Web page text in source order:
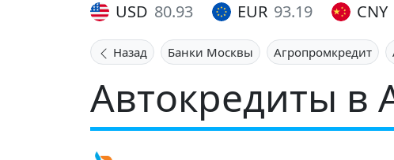
USD 80.93 EUR 93.19 CNY
Назад Банки Москвы Агропромкредит
Автокредиты в